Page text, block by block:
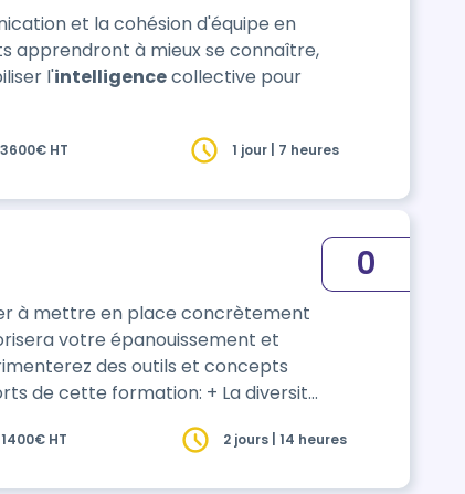
et la cohésion d'équipe en
apprendront à mieux se connaître,
l'intelligencecollective pour
HT 1 jour | 7 heures
à mettre en place concrètement
votre épanouissement et
0
1400€ HT 2 jours | 14 heures